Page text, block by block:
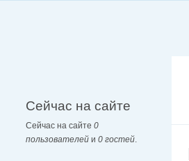
Сейчас на сайте
Сейчас на сайте 0
пользователей и 0 гостей.